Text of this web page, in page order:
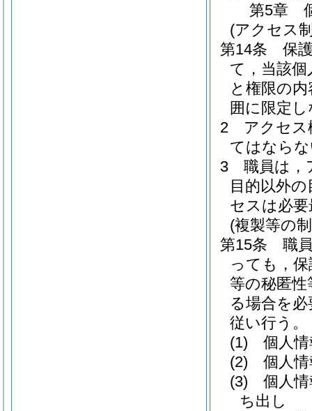
第5章
(アクセス
第14条
保
て，当該
と権限の
囲に限定
2
アクセ
てはなら
3
職員は，
目的以外
セスは必
(複製等の
第15条
職
っても，
等の秘匿
る場合を
従い行う。
(1)
個人
(2)
個人
(3)
個人
ち出し